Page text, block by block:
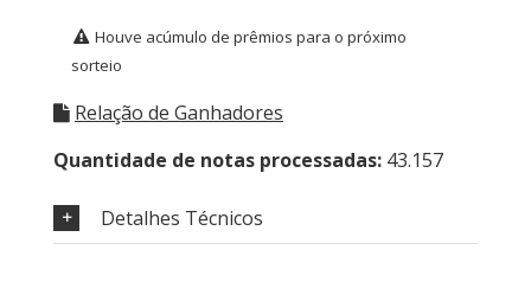
Houve acúmulo de prêmios para o próximo
sorteio
Relação de Ganhadores
Quantidade de notas processadas: 43.157
Detalhes Técnicos